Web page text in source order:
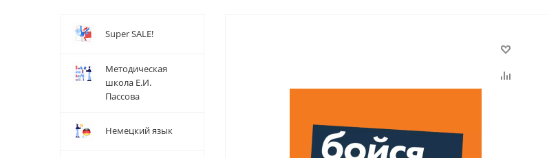
Super SALE!
Методическая
школа Е.И.
Пассова
Немецкий язык